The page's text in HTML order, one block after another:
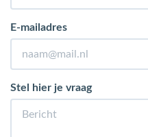
E-mailadres
Stel hier je vraag